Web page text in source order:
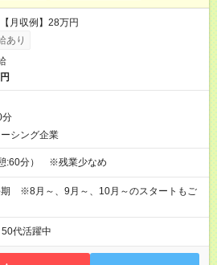
月収例】28万円
あり
分
シング企業
:60分） ※残業少なめ
期 ※8月～、9月～、10月～のスタートもご
代活躍中